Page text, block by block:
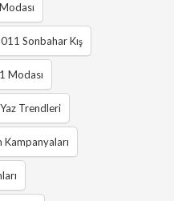
Sonbahar Kış
Modası
Trendleri